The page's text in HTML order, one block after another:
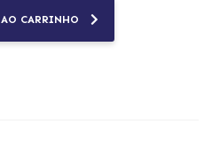
CARRINHO